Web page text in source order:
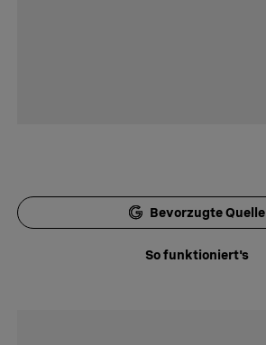
Bevorzugte Quelle
So funktioniert's